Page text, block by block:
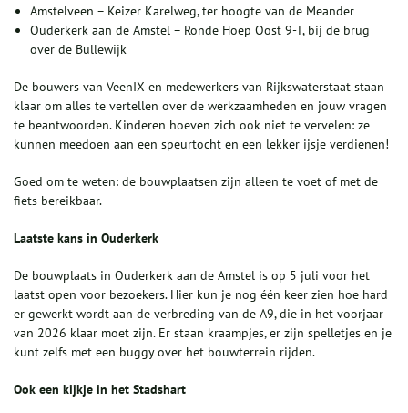
Amstelveen – Keizer Karelweg, ter hoogte van de Meander
Ouderkerk aan de Amstel – Ronde Hoep Oost 9-T, bij de brug
over de Bullewijk
De bouwers van VeenIX en medewerkers van Rijkswaterstaat staan
klaar om alles te vertellen over de werkzaamheden en jouw vragen
te beantwoorden. Kinderen hoeven zich ook niet te vervelen: ze
kunnen meedoen aan een speurtocht en een lekker ijsje verdienen!
Goed om te weten: de bouwplaatsen zijn alleen te voet of met de
fiets bereikbaar.
Laatste kans in Ouderkerk
De bouwplaats in Ouderkerk aan de Amstel is op 5 juli voor het
laatst open voor bezoekers. Hier kun je nog één keer zien hoe hard
er gewerkt wordt aan de verbreding van de A9, die in het voorjaar
van 2026 klaar moet zijn. Er staan kraampjes, er zijn spelletjes en je
kunt zelfs met een buggy over het bouwterrein rijden.
Ook een kijkje in het Stadshart